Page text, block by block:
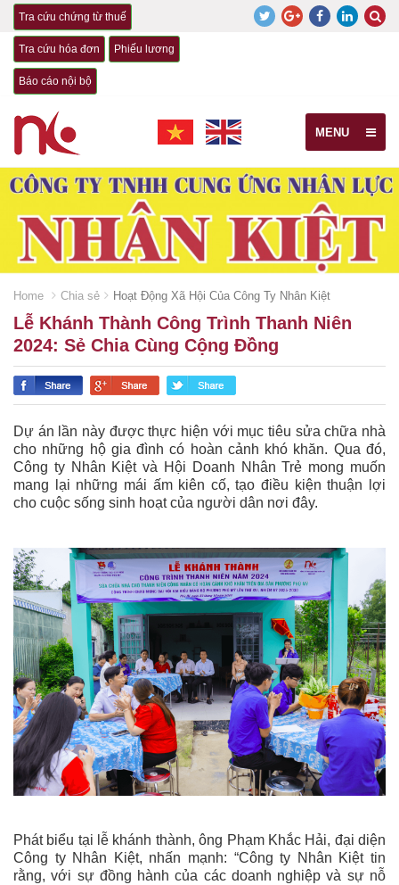
Tra cứu chứng từ thuế
Tra cứu hóa đơn Phiếu lương
Báo cáo nội bộ
MENU
Home Chia sẻ Hoạt Động Xã Hội Của Công Ty Nhân Kiệt
Lễ Khánh Thành Công Trình Thanh Niên
2024: Sẻ Chia Cùng Cộng Đồng
Dự án lần này được thực hiện với mục tiêu sửa chữa nhà
cho những hộ gia đình có hoàn cảnh khó khăn. Qua đó,
Công ty Nhân Kiệt và Hội Doanh Nhân Trẻ mong muốn
mang lại những mái ấm kiên cố, tạo điều kiện thuận lợi
cho cuộc sống sinh hoạt của người dân nơi đây.
Phát biểu tại lễ khánh thành, ông Phạm Khắc Hải, đại diện
Công ty Nhân Kiệt, nhấn mạnh: “Công ty Nhân Kiệt tin
rằng, với sự đồng hành của các doanh nghiệp và sự nỗ